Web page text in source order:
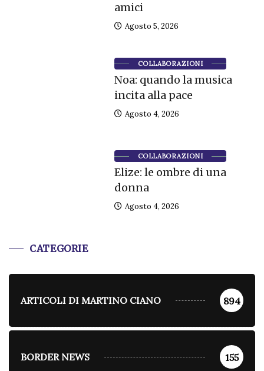
amici
Agosto 5, 2026
COLLABORAZIONI
Noa: quando la musica
incita alla pace
Agosto 4, 2026
COLLABORAZIONI
Elize: le ombre di una
donna
Agosto 4, 2026
CATEGORIE
ARTICOLI DI MARTINO CIANO 894
BORDER NEWS 155